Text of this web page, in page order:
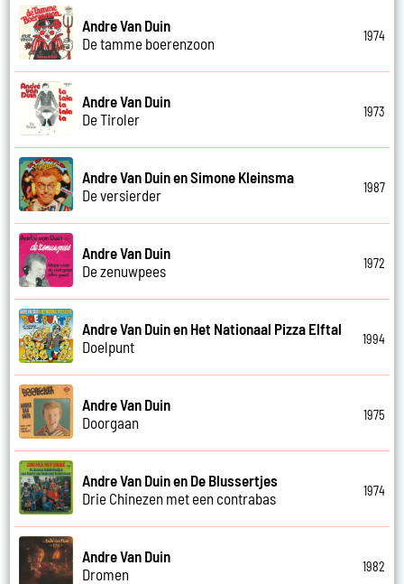
Andre Van Duin
De tamme boerenzoon
1974
Andre Van Duin
De Tiroler
1973
Andre Van Duin en Simone Kleinsma
De versierder
1987
Andre Van Duin
De zenuwpees
1972
Andre Van Duin en Het Nationaal Pizza Elftal
Doelpunt
1994
Andre Van Duin
Doorgaan
1975
Andre Van Duin en De Blussertjes
Drie Chinezen met een contrabas
1974
Andre Van Duin
Dromen
1982